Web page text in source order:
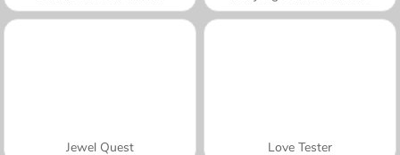
Jewel Quest Love Tester